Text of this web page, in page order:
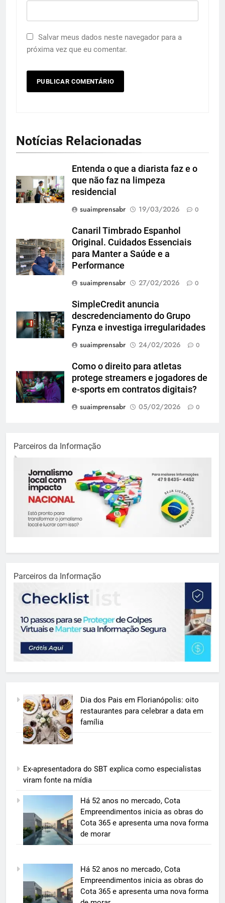
Salvar meus dados neste navegador para a
próxima vez que eu comentar.
Notícias Relacionadas
Entenda o que a diarista faz e o
que não faz na limpeza
residencial
suaimprensabr
19/03/2026 0
Canaril Timbrado Espanhol
Original. Cuidados Essenciais
para Manter a Saúde e a
Performance
suaimprensabr
27/02/2026 0
SimpleCredit anuncia
descredenciamento do Grupo
Fynza e investiga irregularidades
suaimprensabr
24/02/2026 0
Como o direito para atletas
protege streamers e jogadores de
e-sports em contratos digitais?
suaimprensabr
05/02/2026 0
Parceiros da Informação
Parceiros da Informação
Dia dos Pais em Florianópolis: oito
restaurantes para celebrar a data em
família
Ex-apresentadora do SBT explica como especialistas
viram fonte na mídia
Há 52 anos no mercado, Cota
Empreendimentos inicia as obras do
Cota 365 e apresenta uma nova forma
de morar
Há 52 anos no mercado, Cota
Empreendimentos inicia as obras do
Cota 365 e apresenta uma nova forma
5
Grupo Pereira lança iniciativa
pioneira e escalável de
aproveitamento de frutas, legumes
ECONOMIA & NEGÓCIOS
BIM transforma a construção civil
e mostra na prática como reduzir
custos, evitar desperdícios e
ECONOMIA & NEGÓCIOS